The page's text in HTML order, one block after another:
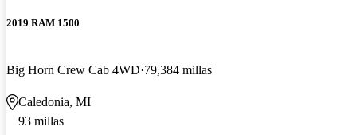
2019 RAM 1500
Big Horn Crew Cab 4WD 79,384 millas
Caledonia, MI
93 millas